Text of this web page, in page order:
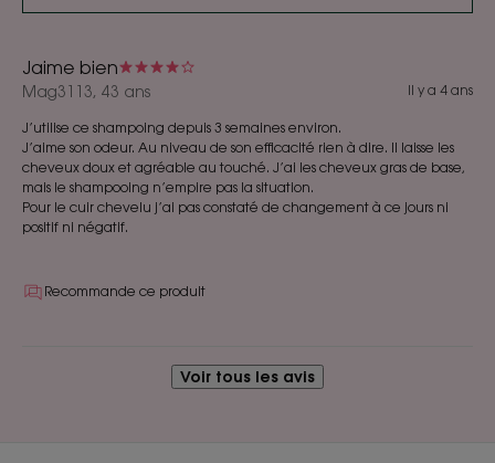
Jaime bien
Mag3113, 43 ans Il y a 4 ans
J’utilise ce shampoing depuis 3 semaines environ.
J’aime son odeur. Au niveau de son efficacité rien à dire. Il laisse les
cheveux doux et agréable au touché. J’ai les cheveux gras de base,
mais le shampooing n’empire pas la situation.
Pour le cuir chevelu j’ai pas constaté de changement à ce jours ni
positif ni négatif.
Recommande ce produit
Voir tous les avis